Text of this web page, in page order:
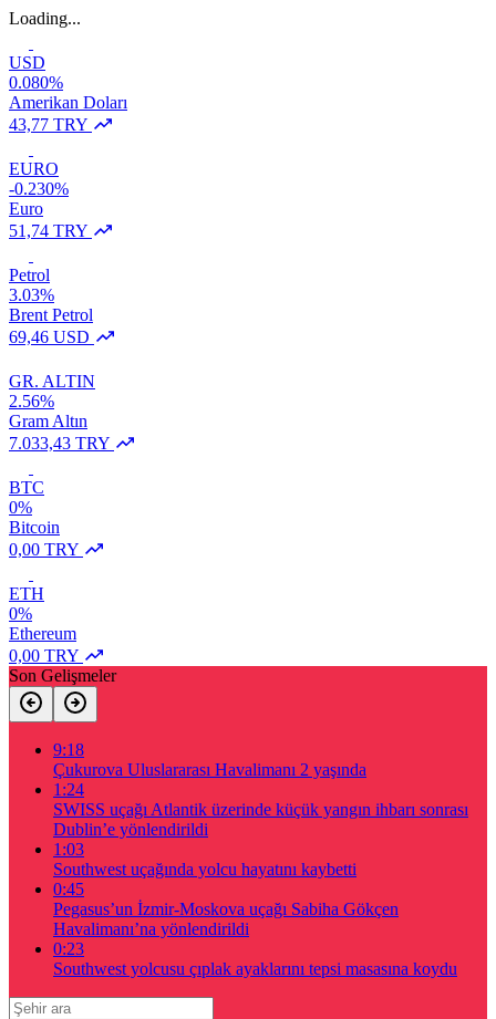
Loading...
USD
0.080%
Amerikan Doları
43,77 TRY
EURO
-0.230%
Euro
51,74 TRY
Petrol
3.03%
Brent Petrol
69,46 USD
GR. ALTIN
2.56%
Gram Altın
7.033,43 TRY
BTC
0%
Bitcoin
0,00 TRY
ETH
0%
Ethereum
0,00 TRY
Son Gelişmeler
9:18
Çukurova Uluslararası Havalimanı 2 yaşında
1:24
SWISS uçağı Atlantik üzerinde küçük yangın ihbarı sonrası
Dublin’e yönlendirildi
1:03
Southwest uçağında yolcu hayatını kaybetti
0:45
Pegasus’un İzmir-Moskova uçağı Sabiha Gökçen
Havalimanı’na yönlendirildi
0:23
Southwest yolcusu çıplak ayaklarını tepsi masasına koydu